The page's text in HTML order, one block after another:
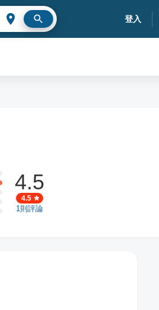
登入
4.5
4.5
1則評論